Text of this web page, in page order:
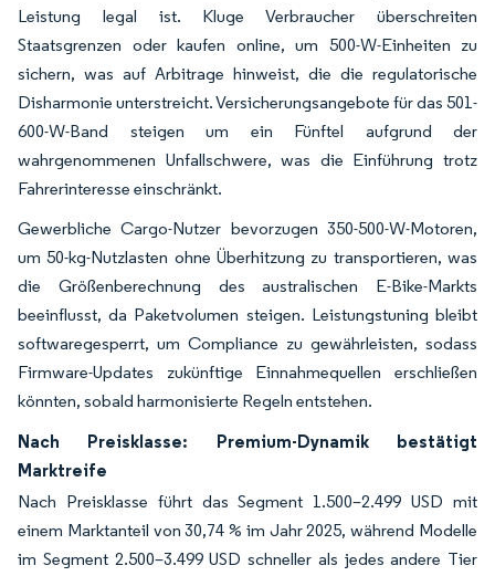
Leistung legal ist. Kluge Verbraucher überschreiten
Staatsgrenzen oder kaufen online, um 500-W-Einheiten zu
sichern, was auf Arbitrage hinweist, die die regulatorische
Disharmonie unterstreicht. Versicherungsangebote für das 501-
600-W-Band steigen um ein Fünftel aufgrund der
wahrgenommenen Unfallschwere, was die Einführung trotz
Fahrerinteresse einschränkt.
Gewerbliche Cargo-Nutzer bevorzugen 350-500-W-Motoren,
um 50-kg-Nutzlasten ohne Überhitzung zu transportieren, was
die Größenberechnung des australischen E-Bike-Markts
beeinflusst, da Paketvolumen steigen. Leistungstuning bleibt
softwaregesperrt, um Compliance zu gewährleisten, sodass
Firmware-Updates zukünftige Einnahmequellen erschließen
könnten, sobald harmonisierte Regeln entstehen.
Nach Preisklasse: Premium-Dynamik bestätigt
Marktreife
Nach Preisklasse führt das Segment 1.500–2.499 USD mit
einem Marktanteil von 30,74 % im Jahr 2025, während Modelle
im Segment 2.500–3.499 USD schneller als jedes andere Tier